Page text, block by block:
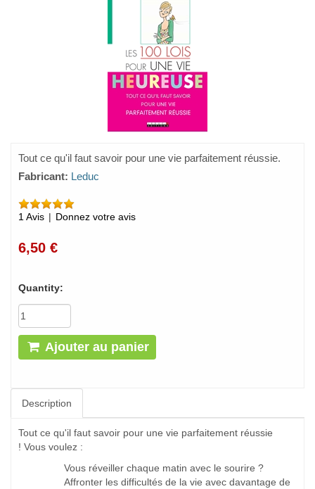
Tout ce qu'il faut savoir pour une vie parfaitement réussie.
Fabricant: Leduc
1 Avis | Donnez votre avis
6,50 €
Quantity:
Ajouter au panier
Description
Tout ce qu'il faut savoir pour une vie parfaitement réussie
! Vous voulez :
Vous réveiller chaque matin avec le sourire ?
Affronter les difficultés de la vie avec davantage de